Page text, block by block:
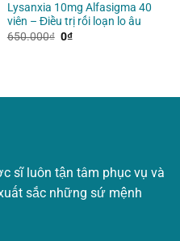
Lysanxia 10mg Alfasigma 40
viên – Điều trị rối loạn lo âu
650.000₫ Giá
0₫Giá
sĩ luôn tận tâm phục vụ và
sắc những sứ mệnh